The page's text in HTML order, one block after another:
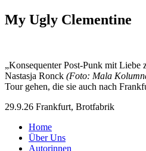
My Ugly Clementine
„Konsequenter Post-Punk mit
Nastasja Ronck (Foto: Mala
Tour gehen, die sie auch nach
29.9.26 Frankfurt, Brotfabrik
Home
Über Uns
Autorinnen